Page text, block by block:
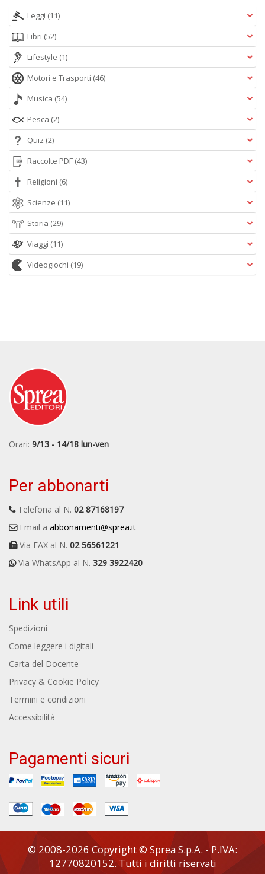
Leggi (11)
Libri (52)
Lifestyle (1)
Motori e Trasporti (46)
Musica (54)
Pesca (2)
Quiz (2)
Raccolte PDF (43)
Religioni (6)
Scienze (11)
Storia (29)
Viaggi (11)
Videogiochi (19)
Orari: 9/13 - 14/18 lun-ven
Per abbonarti
Telefona al N. 02 87168197
Email a abbonamenti@sprea.it
Via FAX al N. 02 56561221
Via WhatsApp al N. 329 3922420
Link utili
Spedizioni
Come leggere i digitali
Carta del Docente
Privacy & Cookie Policy
Termini e condizioni
Accessibilità
Pagamenti sicuri
© 2008-2026 Copyright © Sprea S.p.A. - P.IVA:
12770820152. Tutti i diritti riservati